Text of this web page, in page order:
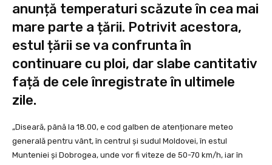
anunță temperaturi scăzute în cea mai
mare parte a țării. Potrivit acestora,
estul țării se va confrunta în
continuare cu ploi, dar slabe cantitativ
față de cele înregistrate în ultimele
zile.
„Diseară, până la 18.00, e cod galben de atenționare meteo
generală pentru vânt, în centrul și sudul Moldovei, în estul
Munteniei și Dobrogea, unde vor fi viteze de 50-70 km/h, iar în